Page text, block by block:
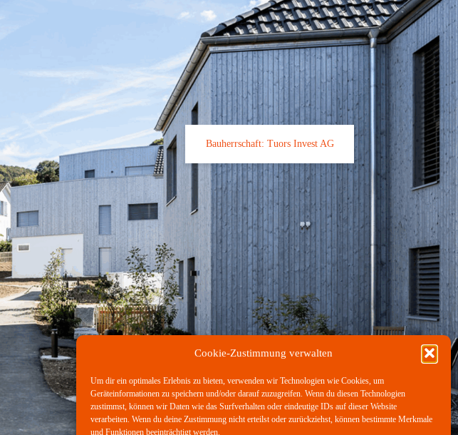
Cookie-Zustimmung verwalten
Um dir ein optimales Erlebnis zu bieten, verwenden wir Technologien wie Cookies, um
Geräteinformationen zu speichern und/oder darauf zuzugreifen. Wenn du diesen Technologien
zustimmst, können wir Daten wie das Surfverhalten oder eindeutige IDs auf dieser Website
verarbeiten. Wenn du deine Zustimmung nicht erteilst oder zurückziehst, können bestimmte Merkmale
und Funktionen beeinträchtigt werden.
Bauherrschaft: Tuors Invest AG